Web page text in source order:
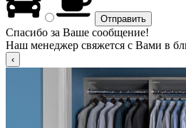
Спасибо за Ваше сообщение!
Наш менеджер свяжется с Вами в